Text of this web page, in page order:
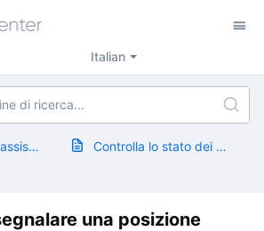
Italian
Controlla lo stato dei ticket
una posizione